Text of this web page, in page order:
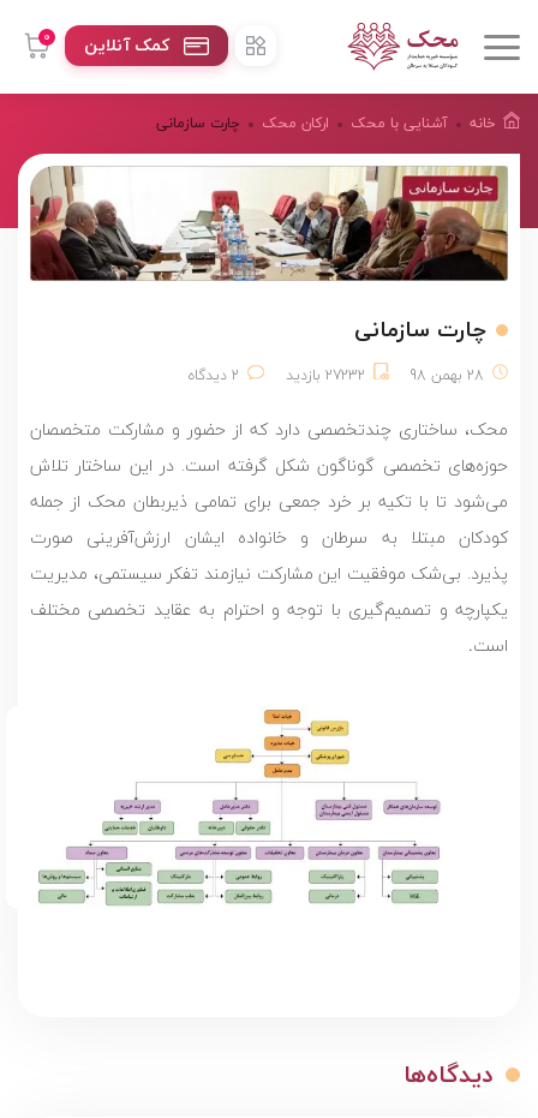
0 کمک آنلاین
خانه آشنایی با محک ارکان محک چارت سازمانی
چارت سازمانی
28 بهمن 98 27232 بازدید 2 دیدگاه
محک، ساختاری چندتخصصی دارد که از حضور و مشارکت متخصصان
حوزه‌های تخصصی گوناگون شکل گرفته است. در این ساختار تلاش
می‌شود تا با تکیه بر خرد جمعی برای تمامی ذیربطان محک از جمله
کودکان مبتلا به سرطان و خانواده ایشان ارزش‌آفرینی صورت
پذیرد. بی‌شک موفقیت این مشارکت نیازمند تفکر سیستمی، مدیریت
یکپارچه و تصمیم‌گیری با توجه و احترام به عقاید تخصصی مختلف
است.
دیدگاه‌ها